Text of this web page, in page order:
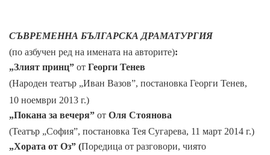
СЪВРЕМЕННА БЪЛГАРСКА ДРАМАТУРГИЯ
(по азбучен ред на имената на авторите):
„Злият принц” от Георги Тенев
(Народен театър „Иван Вазов”, постановка Георги Тенев,
10 ноември 2013 г.)
„Покана за вечеря” от Оля Стоянова
(Театър „София”, постановка Тея Сугарева, 11 март 2014 г.)
„Хората от Оз” (Поредица от разговори, чиято